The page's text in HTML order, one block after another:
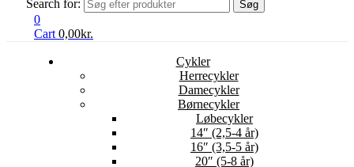
Search for:
Søg
0
Cart 0,00kr.
Cykler
Herrecykler
Damecykler
Børnecykler
Løbecykler
14″ (2,5-4 år)
16″ (3,5-5 år)
20″ (5-8 år)